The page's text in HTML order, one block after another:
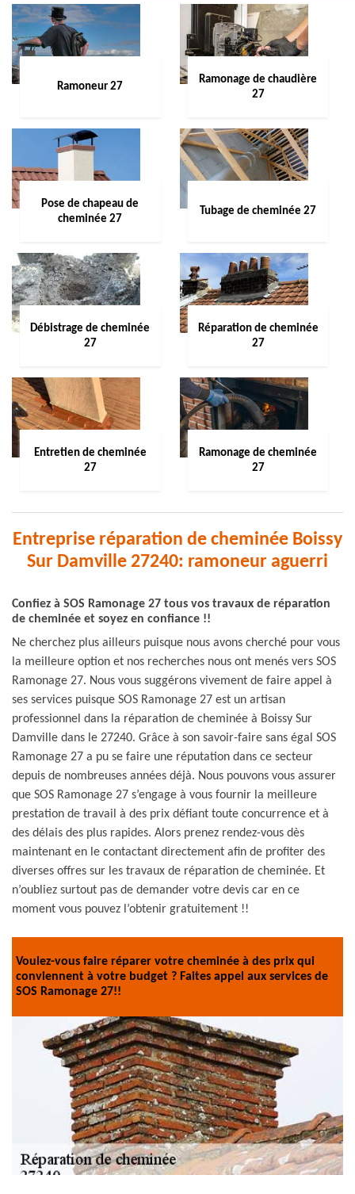
Ramoneur 27
Ramonage de chaudière
27
Pose de chapeau de
cheminée 27
Tubage de cheminée 27
Débistrage de cheminée
27
Réparation de cheminée
27
Entretien de cheminée
27
Ramonage de cheminée
27
Entreprise réparation de cheminée Boissy
Sur Damville 27240: ramoneur aguerri
Confiez à SOS Ramonage 27 tous vos travaux de réparation
de cheminée et soyez en confiance !!
Ne cherchez plus ailleurs puisque nous avons cherché pour vous
la meilleure option et nos recherches nous ont menés vers SOS
Ramonage 27. Nous vous suggérons vivement de faire appel à
ses services puisque SOS Ramonage 27 est un artisan
professionnel dans la réparation de cheminée à Boissy Sur
Damville dans le 27240. Grâce à son savoir-faire sans égal SOS
Ramonage 27 a pu se faire une réputation dans ce secteur
depuis de nombreuses années déjà. Nous pouvons vous assurer
que SOS Ramonage 27 s’engage à vous fournir la meilleure
prestation de travail à des prix défiant toute concurrence et à
des délais des plus rapides. Alors prenez rendez-vous dès
maintenant en le contactant directement afin de profiter des
diverses offres sur les travaux de réparation de cheminée. Et
n’oubliez surtout pas de demander votre devis car en ce
moment vous pouvez l’obtenir gratuitement !!
Voulez-vous faire réparer votre cheminée à des prix qui
conviennent à votre budget ? Faites appel aux services de
SOS Ramonage 27!!